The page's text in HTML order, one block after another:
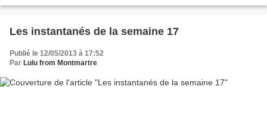
Les instantanés de la semaine 17
Publié le 12/05/2013 à 17:52
Par Lulu from Montmartre